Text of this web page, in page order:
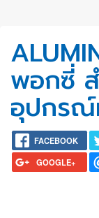
พอกซี่
อุปกรณ์
FACEBOOK
GOOGLE+